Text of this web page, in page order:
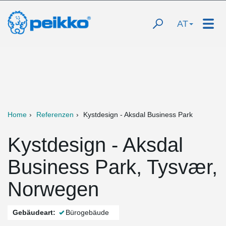
AT
Home Referenzen Kystdesign - Aksdal Business Park
Kystdesign - Aksdal
Business Park, Tysvær,
Norwegen
Gebäudeart: Bürogebäude